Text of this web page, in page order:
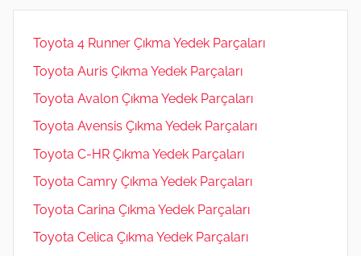
Toyota 4 Runner Çıkma Yedek Parçaları
Toyota Auris Çıkma Yedek Parçaları
Toyota Avalon Çıkma Yedek Parçaları
Toyota Avensis Çıkma Yedek Parçaları
Toyota C-HR Çıkma Yedek Parçaları
Toyota Camry Çıkma Yedek Parçaları
Toyota Carina Çıkma Yedek Parçaları
Toyota Celica Çıkma Yedek Parçaları